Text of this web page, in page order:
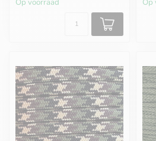
Op voorraad Op